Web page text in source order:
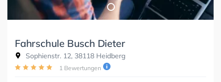
Fahrschule Busch Dieter
Sophienstr. 12, 38118 Heidberg
1 Bewertungen